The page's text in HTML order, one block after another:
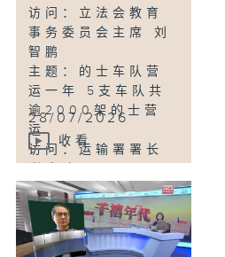
防护中心公共卫生
服务处特别预防计
划顾问医生 黄骏君
医生
主题：修订性罪行
法例 团体倡心理学
家等当法律中介人
访问：关注妇女性
子慧
访问：立法会教育
事务委员会主席 刘
智鹏
主题：的士车队营
运一年 5支车队共
逾2000架的士营
运
访问：运输署署长
主题：调查发现八
成清洁工盼改善暑
热工作安排
访问：劳联立法会
28/07/2026
收看